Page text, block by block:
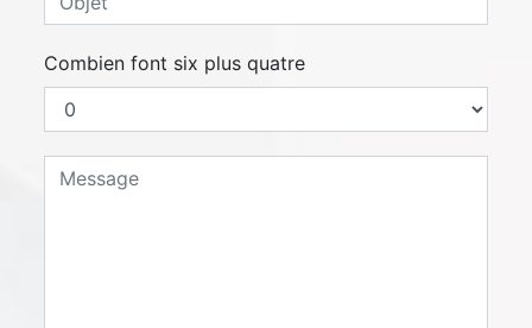
Combien font six plus quatre